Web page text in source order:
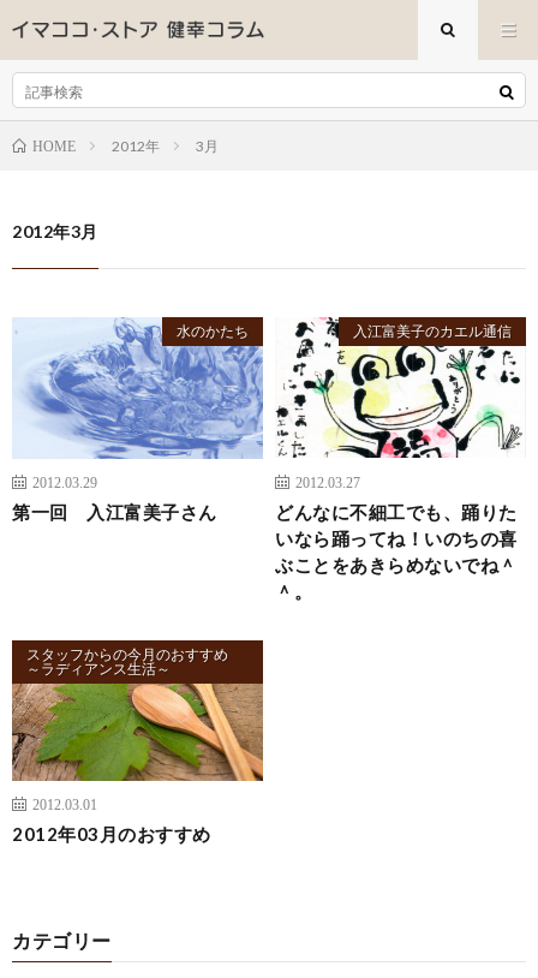
HOME 2012年 3月
2012年3月
水のかたち
2012.03.29
第一回 入江富美子さん
入江富美子のカエル通信
2012.03.27
どんなに不細工でも、踊りた
いなら踊ってね！いのちの喜
ぶことをあきらめないでね＾
＾。
スタッフからの今月のおすすめ
～ラディアンス生活～
2012.03.01
2012年03月のおすすめ
カテゴリー